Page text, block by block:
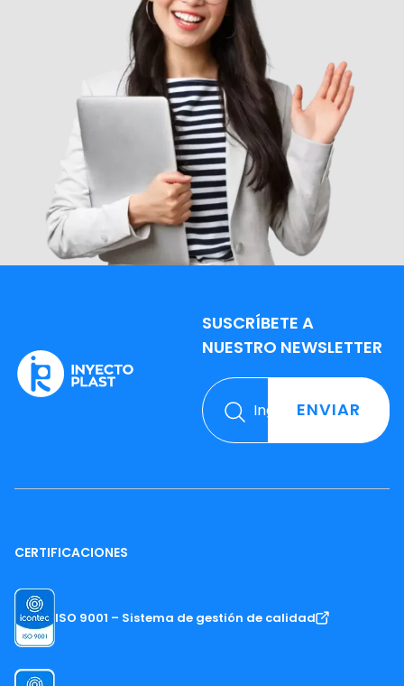
SUSCRÍBETE A
NUESTRO NEWSLETTER
ENVIAR
CERTIFICACIONES
ISO 9001 – Sistema de gestión de calidad